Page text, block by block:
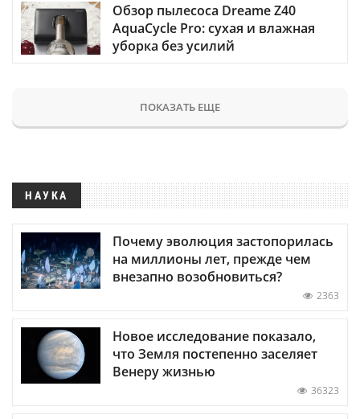
Обзор пылесоса Dreame Z40
AquaCycle Pro: сухая и влажная
уборка без усилий
ПОКАЗАТЬ ЕЩЕ
НАУКА
Почему эволюция застопорилась
на миллионы лет, прежде чем
внезапно возобновиться?
2363
Новое исследование показало,
что Земля постепенно заселяет
Венеру жизнью
36323